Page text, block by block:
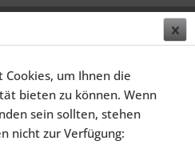
11,0X20 5X120 ET20 MATT
um Ihnen die
bieten zu können. Wenn
sein sollten, stehen
nicht zur Verfügung: